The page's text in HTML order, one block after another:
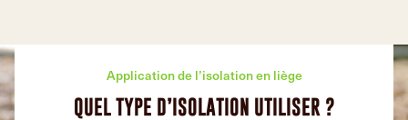
Application de l’isolation en liège
QUEL TYPE D’ISOLATION UTILISER ?